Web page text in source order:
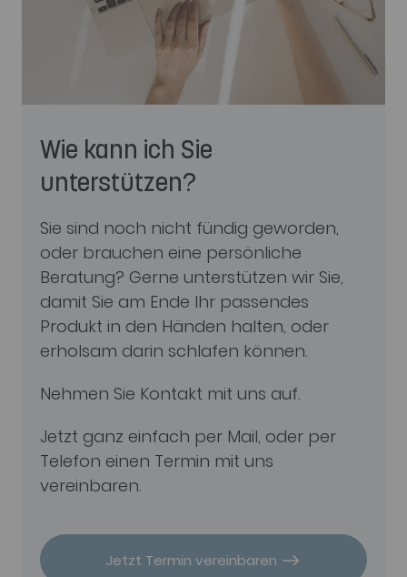
Wie kann ich Sie
unterstützen?
Sie sind noch nicht fündig geworden,
oder brauchen eine persönliche
Beratung? Gerne unterstützen wir Sie,
damit Sie am Ende Ihr passendes
Produkt in den Händen halten, oder
erholsam darin schlafen können.
Nehmen Sie Kontakt mit uns auf.
Jetzt ganz einfach per Mail, oder per
Telefon einen Termin mit uns
vereinbaren.
Jetzt Termin vereinbaren